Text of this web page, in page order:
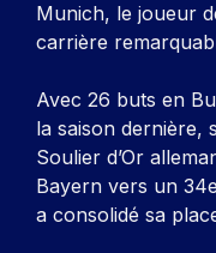
Munich, le joueur
carrière
Avec 26 buts en
la saison dernière,
Soulier d’Or
Bayern vers un
a consolidé sa